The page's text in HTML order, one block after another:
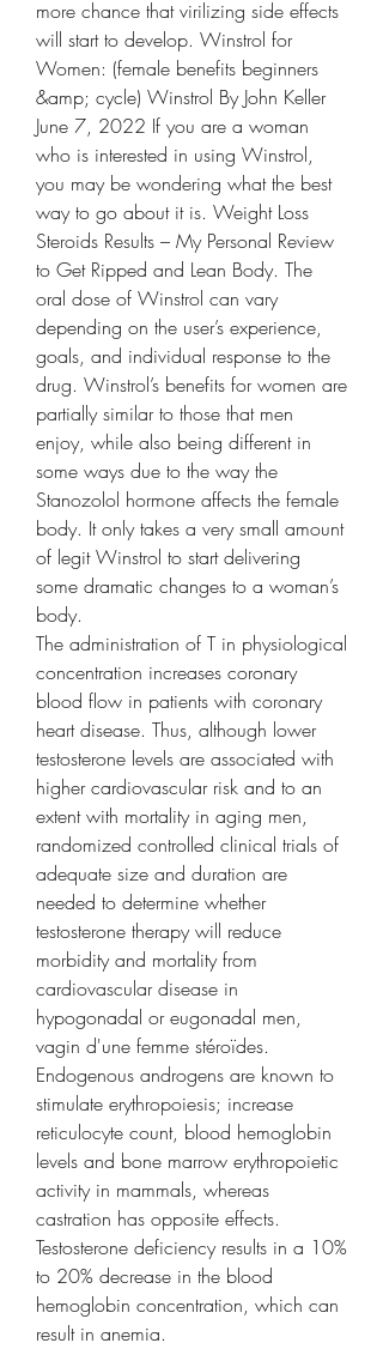
more chance that virilizing side effects
will start to develop. Winstrol for
Women: (female benefits beginners
&amp; cycle) Winstrol By John Keller
June 7, 2022 If you are a woman
who is interested in using Winstrol,
you may be wondering what the best
way to go about it is. Weight Loss
Steroids Results – My Personal Review
to Get Ripped and Lean Body. The
oral dose of Winstrol can vary
depending on the user’s experience,
goals, and individual response to the
drug. Winstrol’s benefits for women are
partially similar to those that men
enjoy, while also being different in
some ways due to the way the
Stanozolol hormone affects the female
body. It only takes a very small amount
of legit Winstrol to start delivering
some dramatic changes to a woman’s
body.
The administration of T in physiological
concentration increases coronary
blood flow in patients with coronary
heart disease. Thus, although lower
testosterone levels are associated with
higher cardiovascular risk and to an
extent with mortality in aging men,
randomized controlled clinical trials of
adequate size and duration are
needed to determine whether
testosterone therapy will reduce
morbidity and mortality from
cardiovascular disease in
hypogonadal or eugonadal men,
vagin d'une femme stéroïdes.
Endogenous androgens are known to
stimulate erythropoiesis; increase
reticulocyte count, blood hemoglobin
levels and bone marrow erythropoietic
activity in mammals, whereas
castration has opposite effects.
Testosterone deficiency results in a 10%
to 20% decrease in the blood
hemoglobin concentration, which can
result in anemia.